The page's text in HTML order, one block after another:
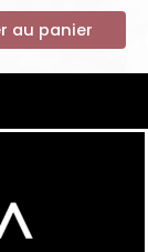
au panier